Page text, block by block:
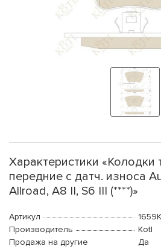
Характеристики
передние с датч. износа
Allroad, A8 II, S6 III (****)»
Артикул
Производитель
Kotl
Продажа на другие
Да